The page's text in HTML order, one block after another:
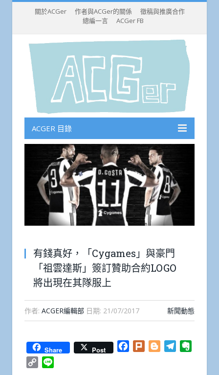
關於ACGer 作者與ACGer的關係
徵稿與推廣合作
總編一言
ACGer FB
ACGER 目錄
有錢真好，「Cygames」與豪門
「祖雲達斯」簽訂贊助合約LOGO
將出現在其隊服上
作者: ACGER編輯部 日期: 21/07/2017 新聞動態
Share Post Facebook
Plurk BloggerTelegram
Copy